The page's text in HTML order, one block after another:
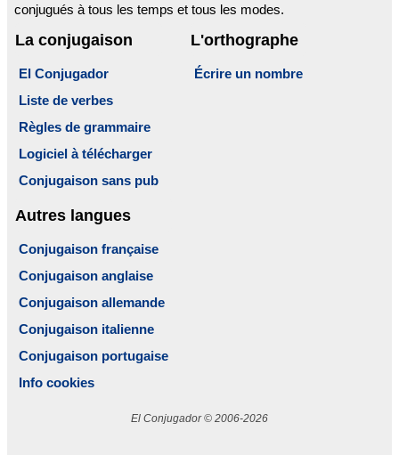
conjugués à tous les temps et tous les modes.
La conjugaison
El Conjugador
Liste de verbes
Règles de grammaire
Logiciel à télécharger
Conjugaison sans pub
L'orthographe
Écrire un nombre
Autres langues
Conjugaison française
Conjugaison anglaise
Conjugaison allemande
Conjugaison italienne
Conjugaison portugaise
Info cookies
El Conjugador © 2006-2026